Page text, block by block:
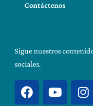
Contáctenos
Sigue nuestros
sociales.
F
a
Y
o
I
n